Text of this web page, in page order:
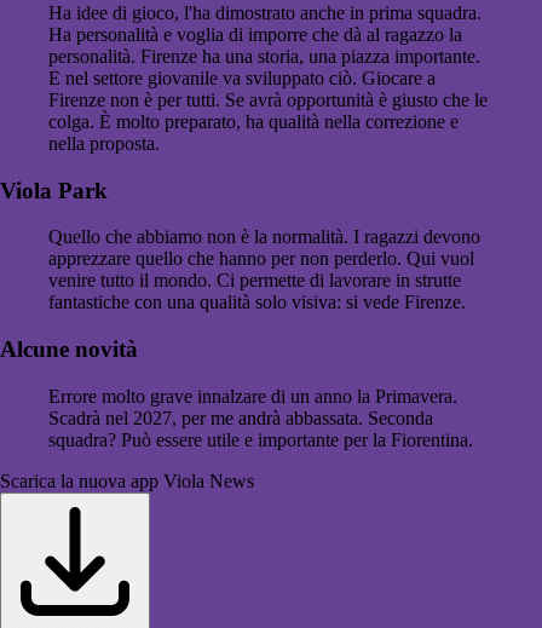
Ha idee di gioco, l'ha dimostrato anche in prima squadra.
Ha personalità e voglia di imporre che dà al ragazzo la
personalità. Firenze ha una storia, una piazza importante.
E nel settore giovanile va sviluppato ciò. Giocare a
Firenze non è per tutti. Se avrà opportunità è giusto che le
colga. È molto preparato, ha qualità nella correzione e
nella proposta.
Viola Park
Quello che abbiamo non è la normalità. I ragazzi devono
apprezzare quello che hanno per non perderlo. Qui vuol
venire tutto il mondo. Ci permette di lavorare in strutte
fantastiche con una qualità solo visiva: si vede Firenze.
Alcune novità
Errore molto grave innalzare di un anno la Primavera.
Scadrà nel 2027, per me andrà abbassata. Seconda
squadra? Può essere utile e importante per la Fiorentina.
Scarica la nuova app Viola News